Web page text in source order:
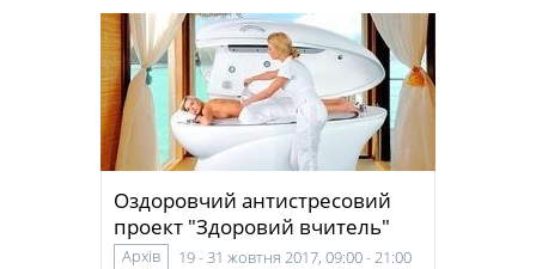
Оздоровчий антистресовий
проект "Здоровий вчитель"
Архів
19 - 31 жовтня 2017, 09:00 - 21:00